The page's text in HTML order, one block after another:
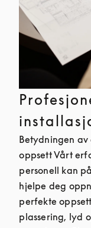
Betydningen
oppsett Vårt
personell kan
hjelpe deg
perfekte
plassering, lyd